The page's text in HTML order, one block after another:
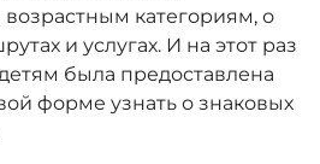
категориям, о
и услугах. И на этот раз
была предоставлена
форме узнать о знаковых